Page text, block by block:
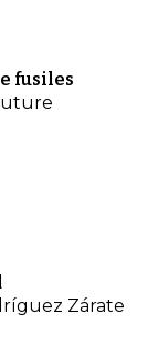
fusiles
Zárate